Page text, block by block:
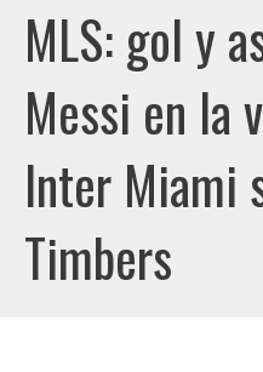
MLS: gol y
Messi en la
Inter Miami
Timbers